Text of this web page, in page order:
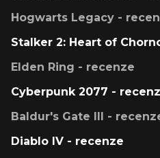
Hogwarts Legacy -
Stalker 2: Heart of
Elden Ring - recenze
Cyberpunk 2077 -
Baldur's Gate III -
Diablo IV - recenze